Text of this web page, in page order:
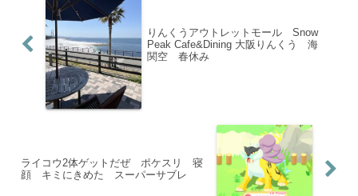
りんくうアウトレットモール Snow
Peak Cafe&Dining 大阪りんくう 海
関空 春休み
ライコウ2体ゲットだぜ ポケスリ 寝
顔 キミにきめた スーパーサブレ